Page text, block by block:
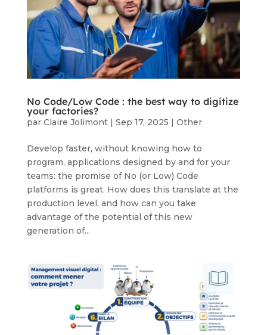
No Code/Low Code : the best way to digitize
your factories?
par Claire Jolimont| Sep 17, 2025 | Other
Develop faster, without knowing how to
program, applications designed by and for your
teams: the promise of No (or Low) Code
platforms is great. How does this translate at the
production level, and how can you take
advantage of the potential of this new
generation of...